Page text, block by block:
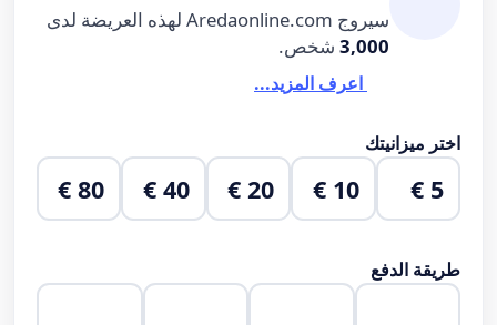
سيروج Aredaonline.com لهذه العريضة لدى
3,000 شخص.
اعرف المزيد...
اختر ميزانيتك
5 €
10 €
20 €
40 €
80 €
طريقة الدفع